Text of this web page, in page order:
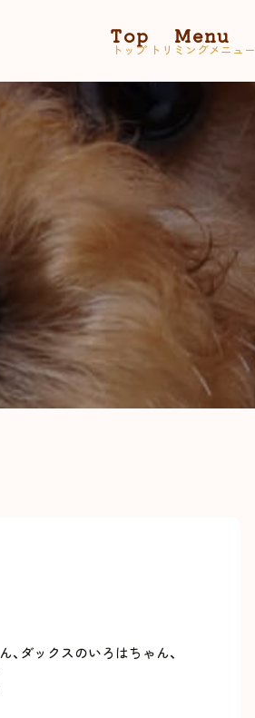
トップ
Top
トリミングメニュー
Menu
ダックスのいろはちゃん、